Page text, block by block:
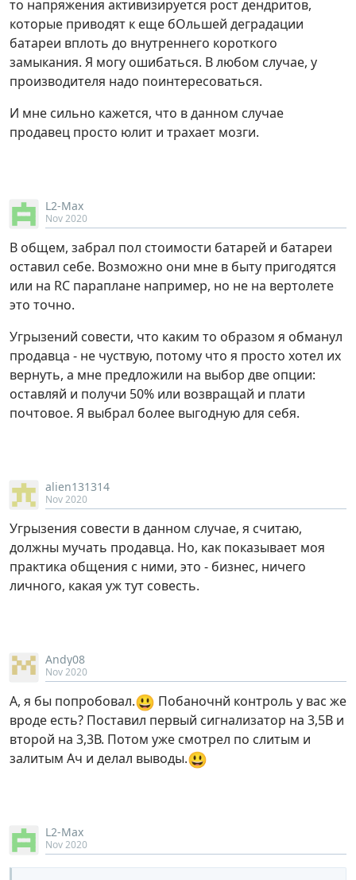
то напряжения активизируется рост дендритов,
которые приводят к еще бОльшей деградации
батареи вплоть до внутреннего короткого
замыкания. Я могу ошибаться. В любом случае, у
производителя надо поинтересоваться.
И мне сильно кажется, что в данном случае
продавец просто юлит и трахает мозги.
L2-Max
Nov 2020
В общем, забрал пол стоимости батарей и батареи
оставил себе. Возможно они мне в быту пригодятся
или на RC параплане например, но не на вертолете
это точно.
Угрызений совести, что каким то образом я обманул
продавца - не чуствую, потому что я просто хотел их
вернуть, а мне предложили на выбор две опции:
оставляй и получи 50% или возвращай и плати
почтовое. Я выбрал более выгодную для себя.
alien131314
Nov 2020
Угрызения совести в данном случае, я считаю,
должны мучать продавца. Но, как показывает моя
практика общения с ними, это - бизнес, ничего
личного, какая уж тут совесть.
Andy08
Nov 2020
А, я бы попробовал.😃 Побаночнй контроль у вас же
вроде есть? Поставил первый сигнализатор на 3,5В и
второй на 3,3В. Потом уже смотрел по слитым и
залитым Ач и делал выводы.😃
L2-Max
Nov 2020